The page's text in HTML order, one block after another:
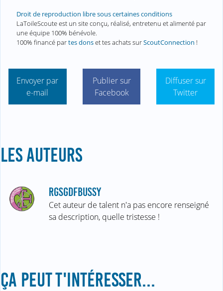
Droit de reproduction libre sous certaines conditions
LaToileScoute est un site conçu, réalisé, entretenu et alimenté par
une équipe 100% bénévole.
100% financé partes donset tes achats surScoutConnection !
Envoyer par
e-mail
Publier sur
Facebook
Diffuser sur
Twitter
LES AUTEURS
RGSGDFBUSSY
Cet auteur de talent n'a pas encore renseigné
sa description, quelle tristesse !
ÇA PEUT T'INTÉRESSER...